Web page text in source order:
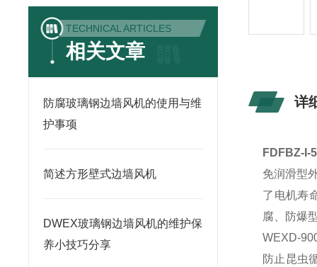
TECHNICAL ARTICLES
相关文章
防腐玻璃钢边墙风机的使用与维
护事项
简述方形壁式边墙风机
DWEX玻璃钢边墙风机的维护保
养小技巧分享
详
FDFBZ-I-
免润滑型
了电机寿
腐、防爆
WEXD-
防止昆虫